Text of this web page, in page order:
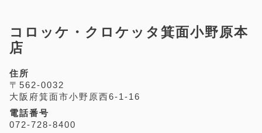
コロッケ・クロケッタ箕面小野原本
店
住所
〒562-0032
大阪府箕面市小野原西6-1-16
電話番号
072-728-8400